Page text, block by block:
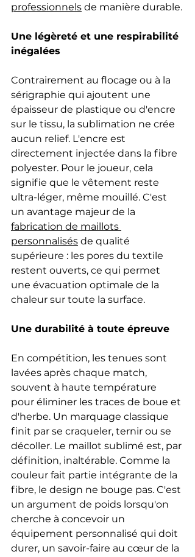
professionnels de manière durable.
Une légèreté et une respirabilité
inégalées
Contrairement au flocage ou à la
sérigraphie qui ajoutent une
épaisseur de plastique ou d'encre
sur le tissu, la sublimation ne crée
aucun relief. L'encre est
directement injectée dans la fibre
polyester. Pour le joueur, cela
signifie que le vêtement reste
ultra-léger, même mouillé. C'est
un avantage majeur de la
fabrication de maillots
personnalisés de qualité
supérieure : les pores du textile
restent ouverts, ce qui permet
une évacuation optimale de la
chaleur sur toute la surface.
Une durabilité à toute épreuve
En compétition, les tenues sont
lavées après chaque match,
souvent à haute température
pour éliminer les traces de boue et
d'herbe. Un marquage classique
finit par se craqueler, ternir ou se
décoller. Le maillot sublimé est, par
définition, inaltérable. Comme la
couleur fait partie intégrante de la
fibre, le design ne bouge pas. C'est
un argument de poids lorsqu'on
cherche à concevoir un
équipement personnalisé qui doit
durer, un savoir-faire au cœur de la